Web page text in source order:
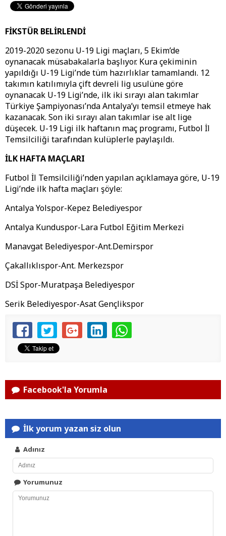
FİKSTÜR BELİRLENDİ
2019-2020 sezonu U-19 Ligi maçları, 5 Ekim’de
oynanacak müsabakalarla başlıyor. Kura çekiminin
yapıldığı U-19 Ligi’nde tüm hazırlıklar tamamlandı. 12
takımın katılımıyla çift devreli lig usulüne göre
oynanacak U-19 Ligi’nde, ilk iki sırayı alan takımlar
Türkiye Şampiyonası’nda Antalya’yı temsil etmeye hak
kazanacak. Son iki sırayı alan takımlar ise alt lige
düşecek. U-19 Ligi ilk haftanın maç programı, Futbol İl
Temsilciliği tarafından kulüplerle paylaşıldı.
İLK HAFTA MAÇLARI
Futbol İl Temsilciliği’nden yapılan açıklamaya göre, U-19
Ligi’nde ilk hafta maçları şöyle:
Antalya Yolspor-Kepez Belediyespor
Antalya Kunduspor-Lara Futbol Eğitim Merkezi
Manavgat Belediyespor-Ant.Demirspor
Çakallıklıspor-Ant. Merkezspor
DSİ Spor-Muratpaşa Belediyespor
Serik Belediyespor-Asat Gençlikspor
Facebook'la Yorumla
İlk yorum yazan siz olun
Adınız
Yorumunuz